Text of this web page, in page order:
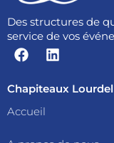
Des structures de
service de vos
F
a
e
o
L
i
k
Chapiteaux Lourdel
Accueil